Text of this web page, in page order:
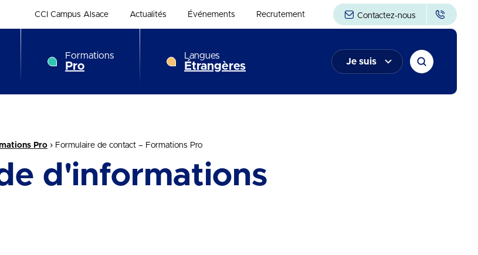
CCI Campus Alsace Actualités Événements Recrutement Contactez-nous
Formations
Pro
Langues
Étrangères Je suis
Pro › Formulaire de contact – Formations Pro
d'informations